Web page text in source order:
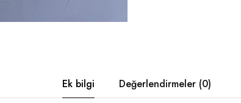
Ek bilgi Değerlendirmeler (0)